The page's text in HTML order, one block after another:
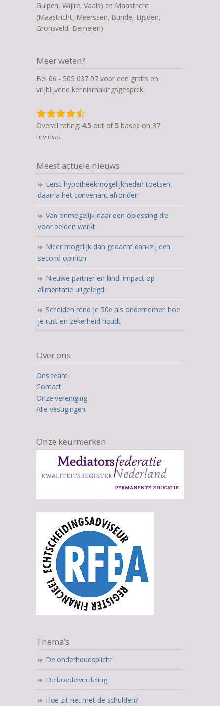
Gulpen, Wijlre, Vaals) en Maastricht
(Maastricht, Meerssen, Bunde, Eijsden,
Gronsveld, Bemelen)
Meer weten?
Bel 06 - 505 037 97 voor een gratis en
vrijblijvend kennismakingsgesprek.
4,5
rating
based
ratings
Overall rating: 4.5 out of 5 based on 37
reviews.
Meest actuele nieuws
Eerst hypotheekmogelijkheden toetsen,
daarna het convenant afronden
Van onmogelijk naar een oplossing die
voor beiden werkt
Meer mogelijk dan gedacht dankzij een
second opinion
Nieuwe partner en kind: impact op
alimentatie uitgelegd
Scheiden rond je 50e als ondernemer: hoe
je rust en zekerheid houdt
Over ons
Ons team
Contact
Onze vereniging
Alle vestigingen
Onze keurmerken
Thema’s
De onderhoudsplicht
De boedelverdeling
Hoe zit het met de schulden?